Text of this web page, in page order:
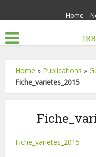
Home
Home » Publications »
Fiche_varietes_2015
Fiche_varietes_2015